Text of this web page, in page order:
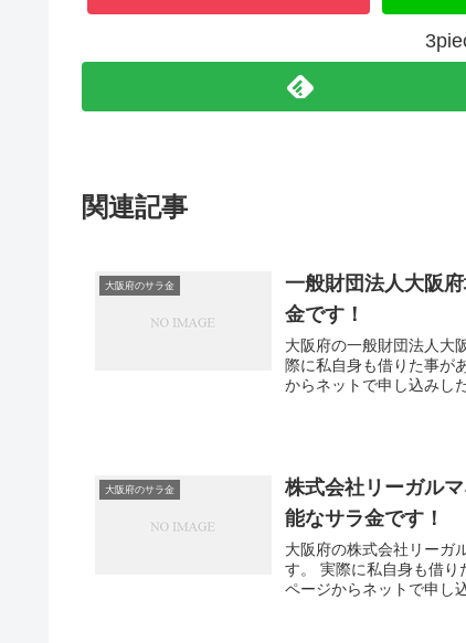
関連記事
大阪府のサラ金
一般財団法人大阪
金です！
大阪府の一般財団法人大
際に私自身も借りた事が
からネットで申し込みし
大阪府のサラ金
株式会社リーガル
能なサラ金です！
大阪府の株式会社リーガ
す。 実際に私自身も借り
ページからネットで申し